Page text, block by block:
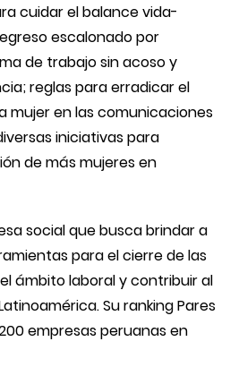
cuidar el balance vida-
escalonado por
de trabajo sin acoso y
reglas para erradicar el
mujer en las comunicaciones
iniciativas para
de más mujeres en
social que busca brindar a
para el cierre de las
ámbito laboral y contribuir al
Su ranking Pares
empresas peruanas en